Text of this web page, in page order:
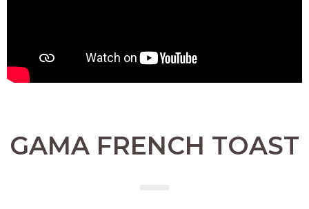
GAMA FRENCH TOAST